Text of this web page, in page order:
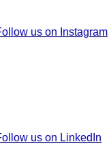
us on Instagram
us on LinkedIn